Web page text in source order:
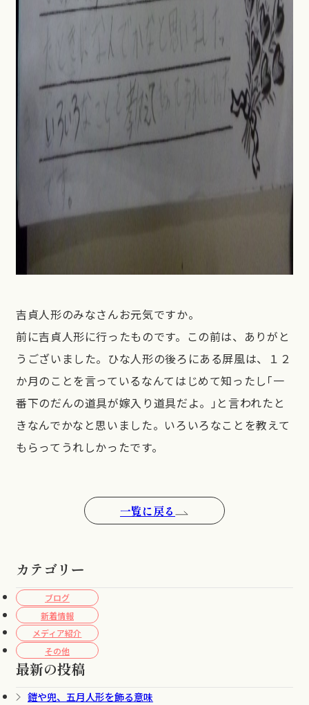
カテゴリー
ブログ
新着情報
メディア紹介
その他
最新の投稿
鎧や兜、五月人形を飾る意味
吉貞人形のみなさんお元気ですか。
前に吉貞人形に行ったものです。この前は、ありがと
うございました。ひな人形の後ろにある屏風は、１２
か月のことを言っているなんてはじめて知ったし｢一
番下のだんの道具が嫁入り道具だよ。｣と言われたと
きなんでかなと思いました。いろいろなことを教えて
もらってうれしかったです。
一覧に戻る